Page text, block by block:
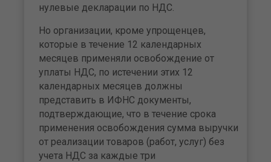
нулевые декларации по НДС.
Но организации, кроме упрощенцев,
которые в течение 12 календарных
месяцев применяли освобождение от
уплаты НДС, по истечении этих 12
календарных месяцев должны
представить в ИФНС документы,
подтверждающие, что в течение срока
применения освобождения сумма выручки
от реализации товаров (работ, услуг) без
учета НДС за каждые три